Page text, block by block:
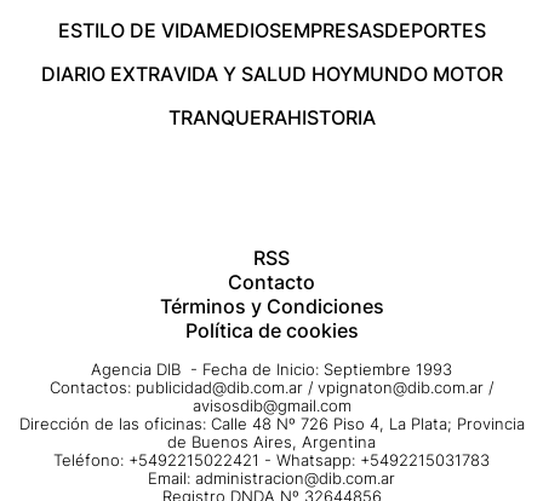
ESTILO DE VIDAMEDIOSEMPRESASDEPORTES
DIARIO EXTRAVIDA Y SALUD HOYMUNDO MOTOR
TRANQUERAHISTORIA
RSS
Contacto
Términos y Condiciones
Política de cookies
Agencia DIB - Fecha de Inicio: Septiembre 1993
Contactos: publicidad@dib.com.ar / vpignaton@dib.com.ar /
avisosdib@gmail.com
Dirección de las oficinas: Calle 48 Nº 726 Piso 4, La Plata; Provincia
de Buenos Aires, Argentina
Teléfono: +5492215022421 - Whatsapp: +5492215031783
Email: administracion@dib.com.ar
Registro DNDA Nº 32644856